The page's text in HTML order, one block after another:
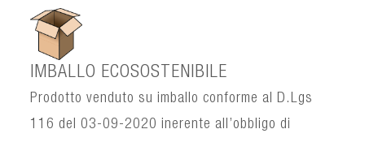
IMBALLO ECOSOSTENIBILE
Prodotto venduto su imballo conforme al D.Lgs
116 del 03-09-2020 inerente all’obbligo di